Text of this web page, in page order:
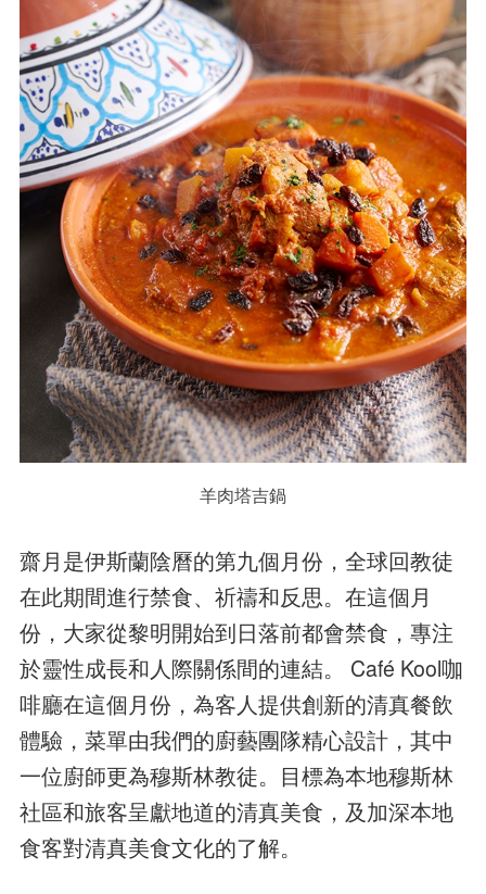
羊肉塔吉鍋
齋月是伊斯蘭陰曆的第九個月份，全球回教徒
在此期間進行禁食、祈禱和反思。在這個月
份，大家從黎明開始到日落前都會禁食，專注
於靈性成長和人際關係間的連結。 Café Kool咖
啡廳在這個月份，為客人提供創新的清真餐飲
體驗，菜單由我們的廚藝團隊精心設計，其中
一位廚師更為穆斯林教徒。目標為本地穆斯林
社區和旅客呈獻地道的清真美食，及加深本地
食客對清真美食文化的了解。